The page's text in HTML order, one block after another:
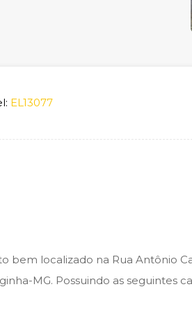
EL13077
bem localizado na Rua Antônio
MG. Possuindo as seguintes